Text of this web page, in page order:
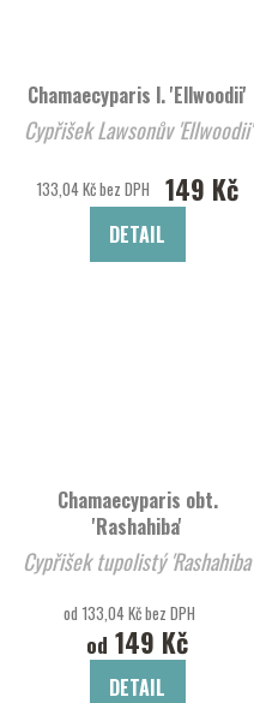
Chamaecyparis l. 'Ellwoodii'
Cypřišek Lawsonův 'Ellwoodii'
133,04 Kč bez DPH 149 Kč
DETAIL
Chamaecyparis obt.
'Rashahiba'
Cypřišek tupolistý 'Rashahiba'
od 133,04 Kč bez DPH
od 149 Kč
DETAIL